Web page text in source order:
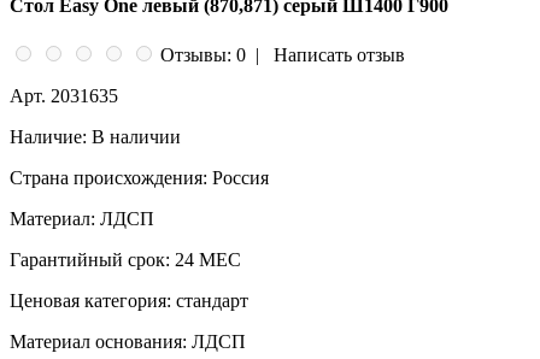
Стол Easy One левый (870,871) серый Ш1400 Г900
Отзывы: 0 |
Написать отзыв
Арт. 2031635
Наличие: В наличии
Страна происхождения: Россия
Материал: ЛДСП
Гарантийный срок: 24 МЕС
Ценовая категория: стандарт
Материал основания: ЛДСП